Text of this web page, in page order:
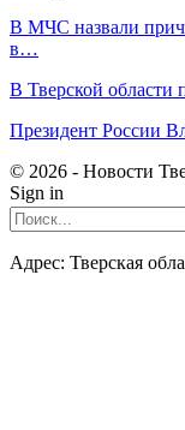
В МЧС назвали
в…
В Тверской
Президент России
© 2026 - Новости
Sign in
Адрес: Тверская